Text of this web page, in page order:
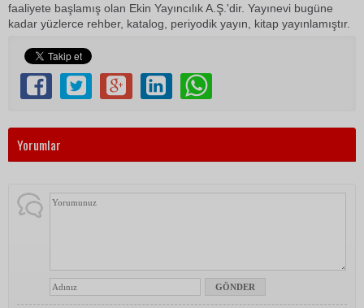
faaliyete başlamış olan Ekin Yayıncılık A.Ş.'dir. Yayınevi bugüne
kadar yüzlerce rehber, katalog, periyodik yayın, kitap yayınlamıştır.
Yorumlar